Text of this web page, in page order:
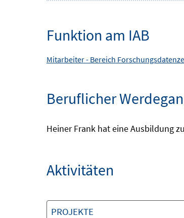
Funktion am IAB
Mitarbeiter - Bereich
Beruflicher
Heiner Frank hat eine Ausbildung
Aktivitäten
PROJEKTE